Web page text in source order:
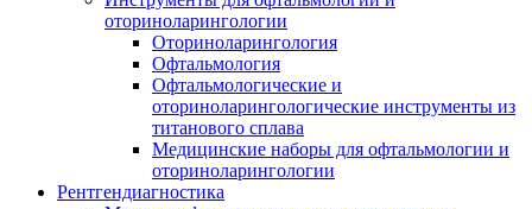
оториноларингологии
Оториноларингология
Офтальмология
Офтальмологические и
оториноларингологические инструменты из
титанового сплава
Медицинские наборы для офтальмологии и
оториноларингологии
Рентгендиагностика